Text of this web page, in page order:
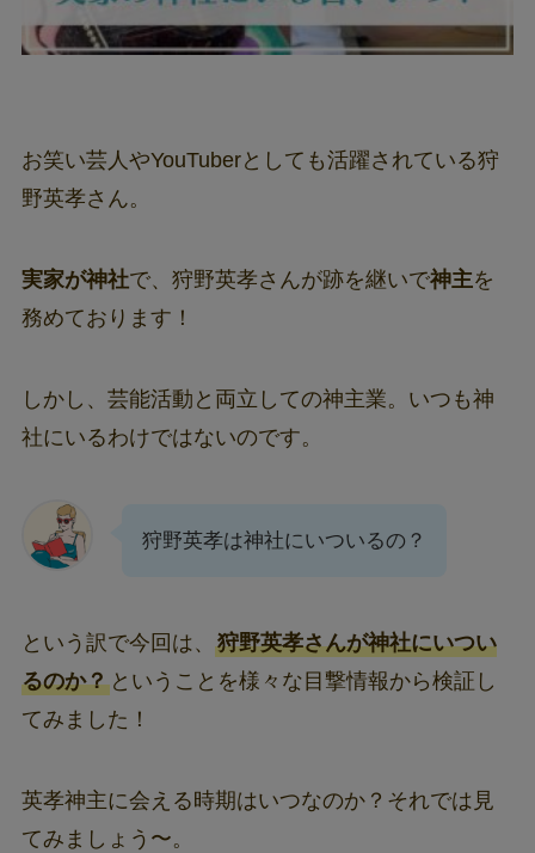
お笑い芸人やYouTuberとしても活躍されている狩
野英孝さん。
実家が神社で、狩野英孝さんが跡を継いで神主を
務めております！
しかし、芸能活動と両立しての神主業。いつも神
社にいるわけではないのです。
狩野英孝は神社にいついるの？
という訳で今回は、 狩野英孝さんが神社にいつい
るのか？ということを様々な目撃情報から検証し
てみました！
英孝神主に会える時期はいつなのか？それでは見
てみましょう〜。